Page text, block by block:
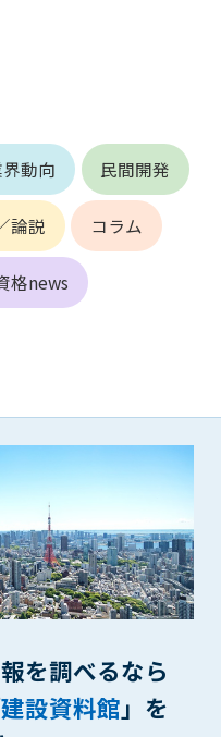
動向 民間開発
論説 コラム
格news
を調べるなら
建設資料館」を
格を取り消すことがあり
IDおよびパスワードの使
のとします。
を、貸与、譲渡、売買、
させることはできませ
不十分、使用上の過誤、
為をしないものとしま
の他知的所有権を侵害す
バシー等を侵害する行
る行為
を送信又は書き込む行為